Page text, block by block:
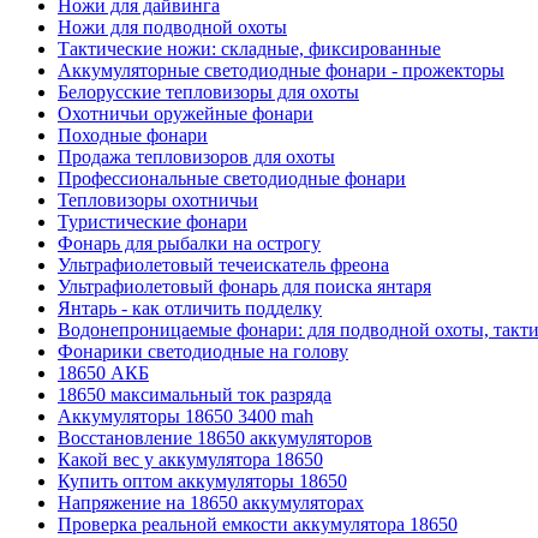
Ножи для дайвинга
Ножи для подводной охоты
Тактические ножи: складные, фиксированные
Аккумуляторные светодиодные фонари - прожекторы
Белорусские тепловизоры для охоты
Охотничьи оружейные фонари
Походные фонари
Продажа тепловизоров для охоты
Профессиональные светодиодные фонари
Тепловизоры охотничьи
Туристические фонари
Фонарь для рыбалки на острогу
Ультрафиолетовый течеискатель фреона
Ультрафиолетовый фонарь для поиска янтаря
Янтарь - как отличить подделку
Водонепроницаемые фонари: для подводной охоты,
Фонарики светодиодные на голову
18650 АКБ
18650 максимальный ток разряда
Аккумуляторы 18650 3400 mah
Восстановление 18650 аккумуляторов
Какой вес у аккумулятора 18650
Купить оптом аккумуляторы 18650
Напряжение на 18650 аккумуляторах
Проверка реальной емкости аккумулятора 18650